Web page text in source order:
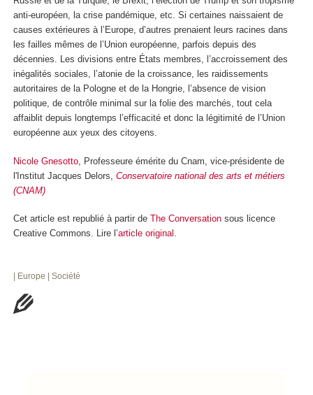
anti-européen, la crise pandémique, etc. Si certaines naissaient de
causes extérieures à l’Europe, d’autres prenaient leurs racines dans
les failles mêmes de l’Union européenne, parfois depuis des
décennies. Les divisions entre États membres, l’accroissement des
inégalités sociales, l’atonie de la croissance, les raidissements
autoritaires de la Pologne et de la Hongrie, l’absence de vision
politique, de contrôle minimal sur la folie des marchés, tout cela
affaiblit depuis longtemps l’efficacité et donc la légitimité de l’Union
européenne aux yeux des citoyens.
Nicole Gnesotto , Professeure émérite du Cnam, vice-présidente de
l'Institut Jacques Delors, Conservatoire national des arts et métiers
(CNAM)
Cet article est republié à partir de The Conversation sous licence
Creative Commons. Lire l’article original .
| Europe | Société